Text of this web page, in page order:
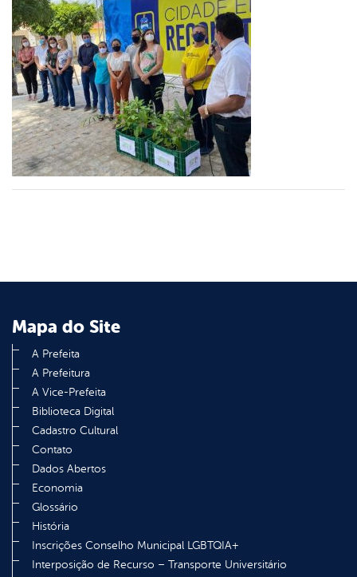
Mapa do Site
A Prefeita
A Prefeitura
A Vice-Prefeita
Biblioteca Digital
Cadastro Cultural
Contato
Dados Abertos
Economia
Glossário
História
Inscrições Conselho Municipal LGBTQIA+
Interposição de Recurso – Transporte Universitário